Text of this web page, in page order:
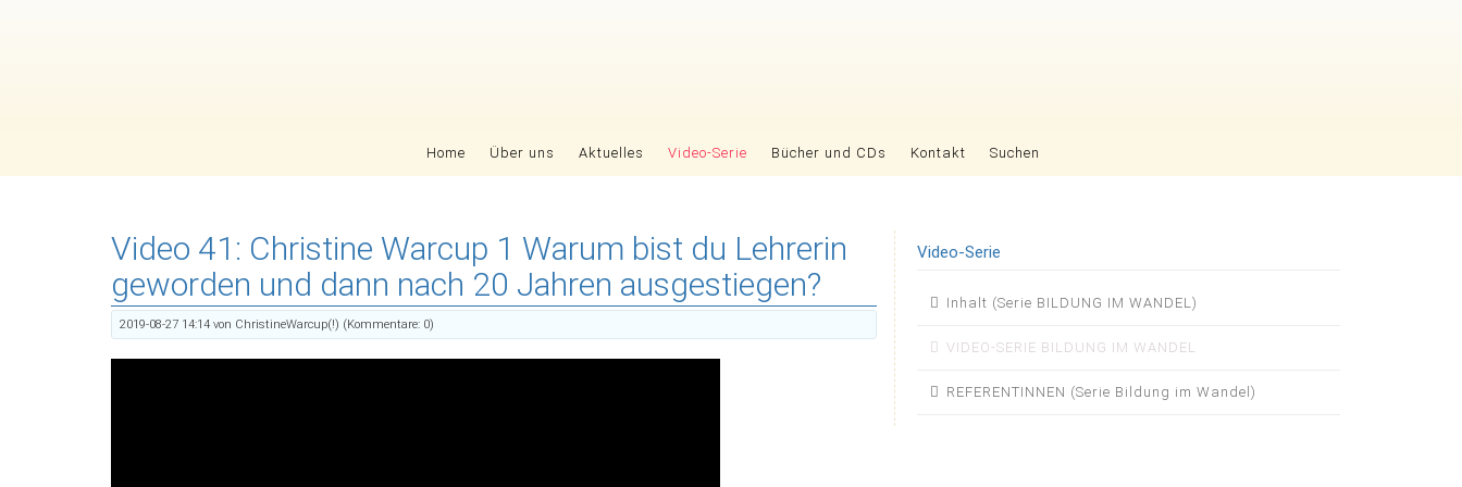
Home
Über uns Aktuelles Video-Serie Bücher und CDs Kontakt Suchen
Video 41: Christine Warcup 1 Warum bist du Lehrerin
geworden und dann nach 20 Jahren ausgestiegen?
2019-08-27 14:14 von ChristineWarcup(!) (Kommentare: 0)
Video-Serie
Navigation
Inhalt (Serie BILDUNG IM WANDEL)
VIDEO-SERIE BILDUNG IM WANDEL
REFERENTINNEN (Serie Bildung im Wandel)